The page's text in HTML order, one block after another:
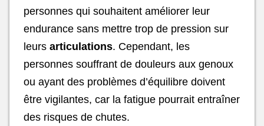
personnes qui souhaitent améliorer leur
endurance sans mettre trop de pression sur
leurs articulations. Cependant, les
personnes souffrant de douleurs aux genoux
ou ayant des problèmes d’équilibre doivent
être vigilantes, car la fatigue pourrait entraîner
des risques de chutes.